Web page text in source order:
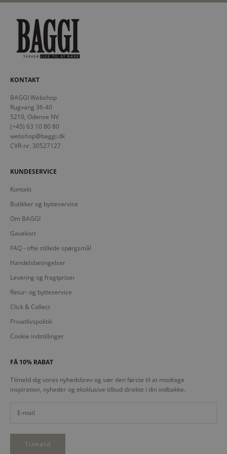
KONTAKT
BAGGI Webshop
Rugvang 36-40
5210, Odense NV
(+45) 63 10 80 80
webshop@baggi.dk
CVR-nr. 30527127
KUNDESERVICE
Kontakt
Butikker og bytteservice
Om BAGGI
Gavekort
FAQ - ofte stillede spørgsmål
Handelsbetingelser
Levering og fragtpriser
Retur- og bytteservice
Click & Collect
Privatlivspolitik
Cookie indstillinger
FÅ 10% RABAT
Tilmeld dig vores nyhedsbrev og vær den første til at modtage
inspiration, nyheder og eksklusive tilbud direkte i din indbakke.
Tilmeld